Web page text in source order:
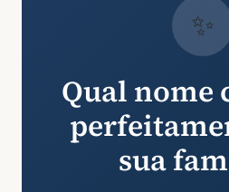
✨
Qual nome
sua